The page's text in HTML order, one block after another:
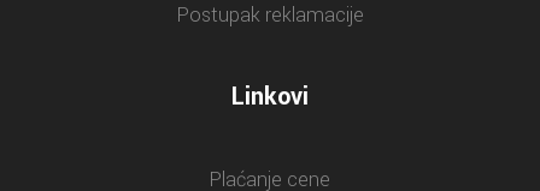
Postupak reklamacije
Linkovi
Plaćanje cene